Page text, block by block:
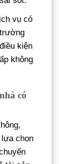
vụ có
kiện
không
có
lựa chọn